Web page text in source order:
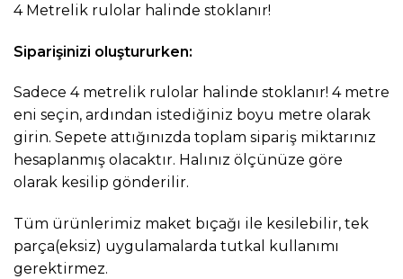
4 Metrelik rulolar halinde stoklanır!
Siparişinizi oluştururken:
Sadece 4 metrelik rulolar halinde stoklanır! 4 metre
eni seçin, ardından istediğiniz boyu metre olarak
girin. Sepete attığınızda toplam sipariş miktarınız
hesaplanmış olacaktır. Halınız ölçünüze göre
olarak kesilip gönderilir.
Tüm ürünlerimiz maket bıçağı ile kesilebilir, tek
parça(eksiz) uygulamalarda tutkal kullanımı
gerektirmez.